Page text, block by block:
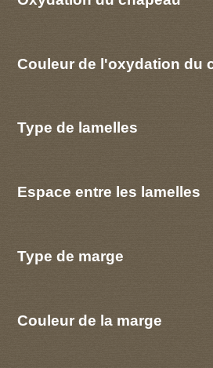
Couleur de l'oxydation du
Type de lamelles
Espace entre les lamelles
Type de marge
Couleur de la marge